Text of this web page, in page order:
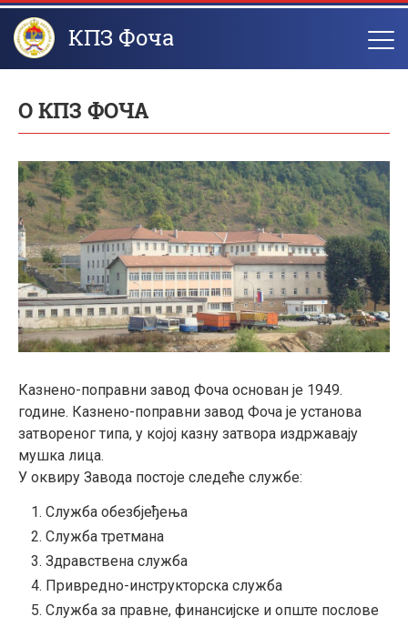
КПЗ Фоча
О КПЗ ФОЧА
Казнено-поправни завод Фоча основан је 1949.
године. Казнено-поправни завод Фоча је установа
затвореног типа, у којој казну затвора издржавају
мушка лица.
У оквиру Завода постоје следеће службе:
Служба обезбјеђења
Служба третмана
Здравствена служба
Привредно-инструкторска служба
Служба за правне, финансијске и опште послове